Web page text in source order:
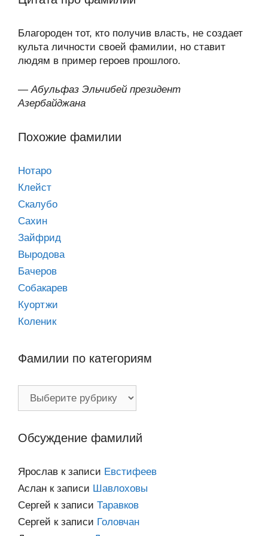
Благороден тот, кто получив власть, не создает
культа личности своей фамилии, но ставит
людям в пример героев прошлого.
—Абульфаз Эльчибей президент
Азербайджана
Похожие фамилии
Нотаро
Клейст
Скалубо
Сахин
Зайфрид
Выродова
Бачеров
Собакарев
Куортжи
Коленик
Фамилии по категориям
Фамилии
Обсуждение фамилий
Ярослав к записи Евстифеев
Аслан к записи Шавлоховы
Сергей к записи Таравков
Сергей к записи Головчан